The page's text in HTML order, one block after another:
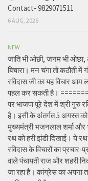
Contact- 9829071511
6 AUG, 2026
NEW
जाति भी ओछी, जनम भी ओछा,
बिचारा। मन चंगा तो कठौती
रविदास जी का यह विचार
पहल कर सकती है।
पर भाजपा पूरे देश में श्री गुरु
है। इसी के अंतर्गत 5 अगस्त
मुख्यमंत्री भजनलाल शर्मा और
रथ को हरी झंडी दिखाई। ये
रविदास के विचारों का
वाले पंचायती राज और शहरी
जा रहा है। कांग्रेस का अपना